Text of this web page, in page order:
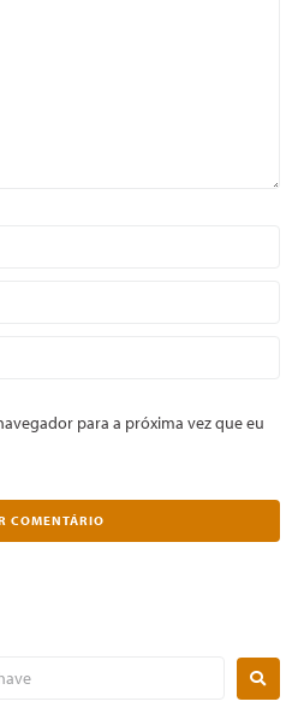
para a próxima vez que eu